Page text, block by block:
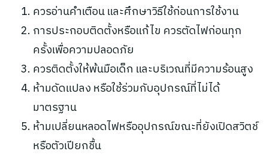
ควรอ่านคำเตือน และศึกษาวิธีใช้ก่อนการใช้งาน
การประกอบติดตั้งหรือแก้ไข ควรตัดไฟก่อนทุก
ครั้งเพื่อความปลอดภัย
ควรติดตั้งให้พ้นมือเด็ก และบริเวณที่มีความร้อนสูง
ห้ามดัดแปลง หรือใช้ร่วมกับอุปกรณ์ที่ไม่ได้
มาตรฐาน
ห้ามเปลี่ยนหลอดไฟหรืออุปกรณ์ขณะที่ยังเปิดสวิตช์
หรือตัวเปียกชื้น